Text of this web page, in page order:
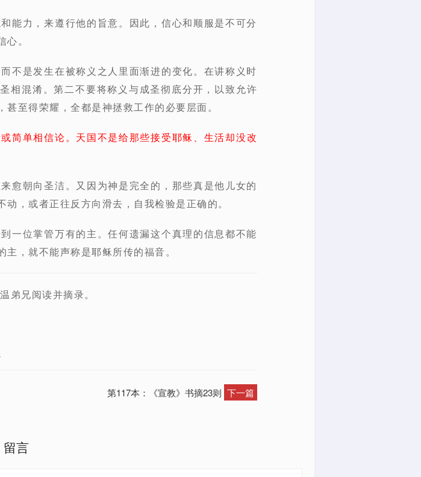
能力，来遵行他的旨意。因此，信心和顺服是不可分
。
不是发生在被称义之人里面渐进的变化。在讲称义时
相混淆。第二不要将称义与成圣彻底分开，以致允许
至得荣耀，全都是神拯救工作的必要层面。
简单相信论。天国不是给那些接受耶稣、生活却没改
愈朝向圣洁。又因为神是完全的，那些真是他儿女的
，或者正往反方向滑去，自我检验是正确的。
一位掌管万有的主。任何遗漏这个真理的信息都不能
，就不能声称是耶稣所传的福音。
弟兄阅读并摘录。
第117本：《宣教》书摘23则 下一篇
留言